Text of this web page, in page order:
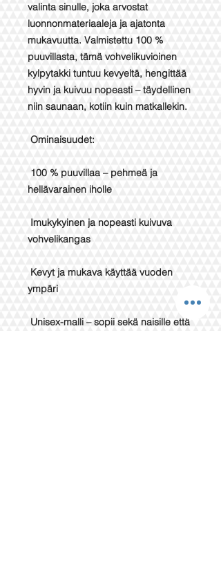
valinta sinulle, joka arvostat
luonnonmateriaaleja ja ajatonta
mukavuutta. Valmistettu 100 %
puuvillasta, tämä vohvelikuvioinen
kylpytakki tuntuu kevyeltä, hengittää
hyvin ja kuivuu nopeasti – täydellinen
niin saunaan, kotiin kuin matkallekin.
Ominaisuudet:
100 % puuvillaa – pehmeä ja
hellävarainen iholle
Imukykyinen ja nopeasti kuivuva
vohvelikangas
Kevyt ja mukava käyttää vuoden
ympäri
Unisex-malli – sopii sekä naisille että